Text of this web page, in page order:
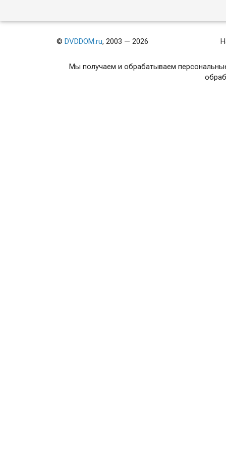
©DVDDOM.ru, 2003 — 2026
Мы получаем и обрабатываем